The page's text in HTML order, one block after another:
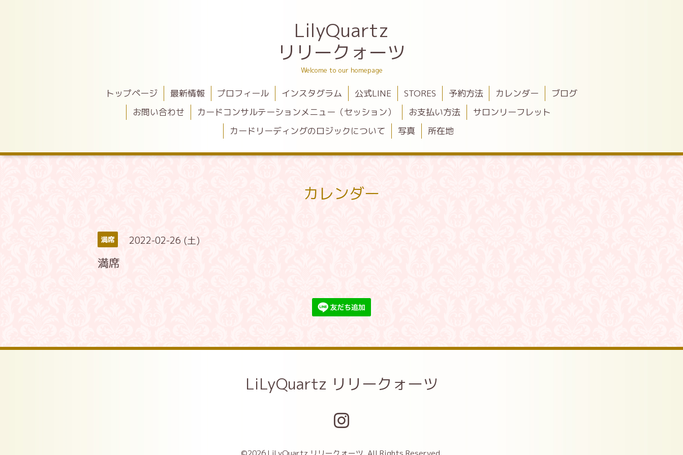
LilyQuartz
リリークォーツ
Welcome to our homepage
トップページ 最新情報 プロフィール インスタグラム 公式LINE STORES 予約方法 カレンダー
ブログ
お問い合わせ
カードコンサルテーションメニュー（セッション） お支払い方法
サロンリーフレット
カードリーディングのロジックについて
写真 所在地
カレンダー
満席 2022-02-26 (土)
満席
LiLyQuartz リリークォーツ